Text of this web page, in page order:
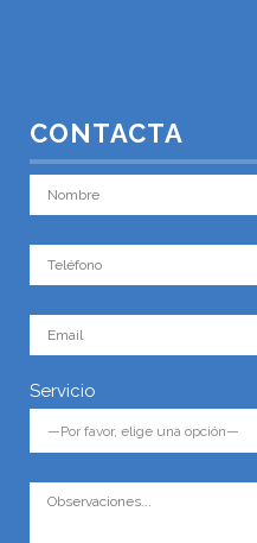
CONTACTA
Servicio